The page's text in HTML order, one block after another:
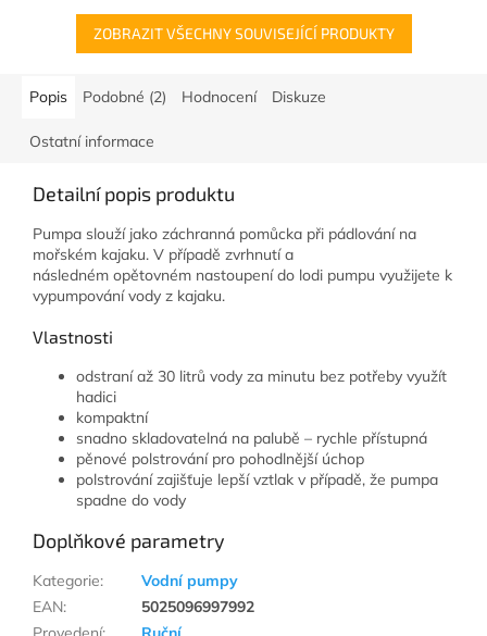
ZOBRAZIT VŠECHNY SOUVISEJÍCÍ PRODUKTY
Popis Podobné (2) Hodnocení Diskuze
Ostatní informace
Detailní popis produktu
Pumpa slouží jako záchranná pomůcka při pádlování na
mořském kajaku. V případě zvrhnutí a
následném opětovném nastoupení do lodi pumpu využijete k
vypumpování vody z kajaku.
Vlastnosti
odstraní až 30 litrů vody za minutu bez potřeby využít
hadici
kompaktní
snadno skladovatelná na palubě – rychle přístupná
pěnové polstrování pro pohodlnější úchop
polstrování zajišťuje lepší vztlak v případě, že pumpa
spadne do vody
Doplňkové parametry
Kategorie:
Vodní pumpy
EAN:
5025096997992